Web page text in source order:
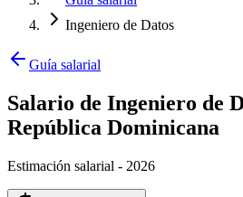
Ingeniero de Datos
Guía salarial
Salario de Ingeniero de
República Dominicana
Estimación salarial - 2026